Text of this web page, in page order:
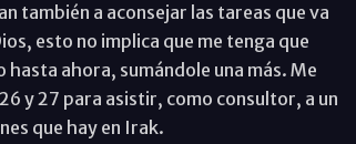
también a aconsejar las tareas que va
esto no implica que me tenga que
ahora, sumándole una más. Me
y 27 para asistir, como consultor, a un
que hay en Irak.